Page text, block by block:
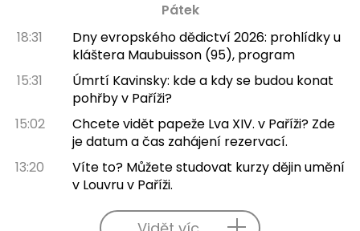
Pátek
18:31
Dny evropského dědictví 2026: prohlídky u
kláštera Maubuisson (95), program
15:31
Úmrtí Kavinsky: kde a kdy se budou konat
pohřby v Paříži?
15:02
Chcete vidět papeže Lva XIV. v Paříži? Zde
je datum a čas zahájení rezervací.
13:20
Víte to? Můžete studovat kurzy dějin umění
v Louvru v Paříži.